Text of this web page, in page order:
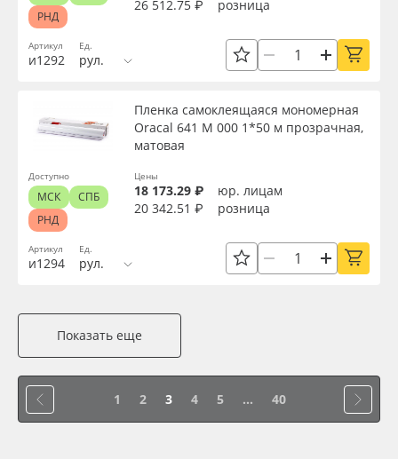
Артикул
и1292
Ед.
рул.
26 512.75 ₽
розница
РНД
Артикул
и1294
Пленка самоклеящаяся мономерная
Oracal 641 M 000 1*50 м прозрачная,
матовая
Ед.
рул.
Цены
18 173.29 ₽
юр. лицам
20 342.51 ₽
розница
Доступно
МСК
СПБ
РНД
Показать еще
1 2 3 4 5 ... 40